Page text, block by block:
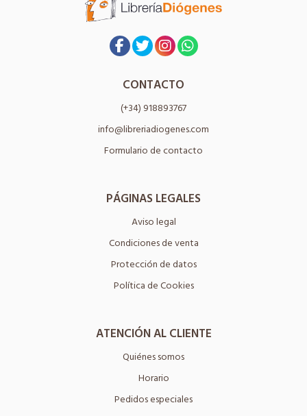
CONTACTO
(+34) 918893767
info@libreriadiogenes.com
Formulario de contacto
PÁGINAS LEGALES
Aviso legal
Condiciones de venta
Protección de datos
Política de Cookies
ATENCIÓN AL CLIENTE
Quiénes somos
Horario
Pedidos especiales